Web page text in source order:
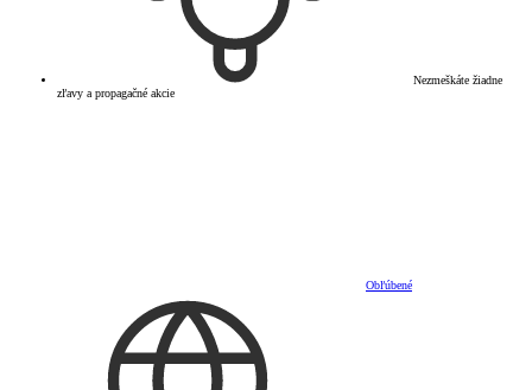
Nezmeškáte žiadne
zľavy a propagačné akcie
Obľúbené